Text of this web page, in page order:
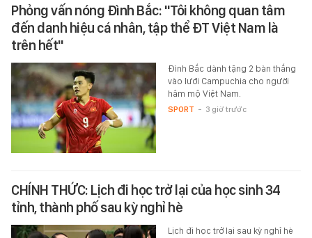
Phỏng vấn nóng Đình Bắc: "Tôi không quan tâm
đến danh hiệu cá nhân, tập thể ĐT Việt Nam là
trên hết"
Đình Bắc dành tặng 2 bàn thắng
vào lưới Campuchia cho người
hâm mộ Việt Nam.
SPORT - 3 giờ trước
CHÍNH THỨC: Lịch đi học trở lại của học sinh 34
tỉnh, thành phố sau kỳ nghỉ hè
Lịch đi học trở lại sau kỳ nghỉ hè